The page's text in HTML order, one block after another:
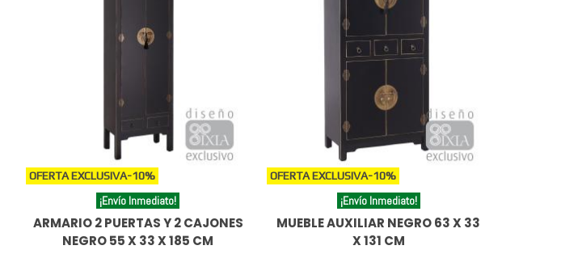
OFERTA EXCLUSIVA-10%
¡Envío Inmediato!
ARMARIO 2 PUERTAS Y 2 CAJONES
NEGRO 55 X 33 X 185 CM
OFERTA EXCLUSIVA-10%
¡Envío Inmediato!
MUEBLE AUXILIAR NEGRO 63 X 33
X 131 CM